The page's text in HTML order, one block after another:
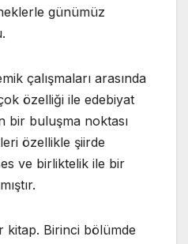
günümüz
çalışmaları arasında
özelliği ile edebiyat
bir buluşma noktası
özellikle şiirde
ve birliktelik ile bir
kitap. Birinci bölümde